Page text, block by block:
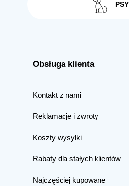
PSY
Obsługa klienta
Kontakt z nami
Reklamacje i zwroty
Koszty wysyłki
Rabaty dla stałych klientów
Najczęściej kupowane